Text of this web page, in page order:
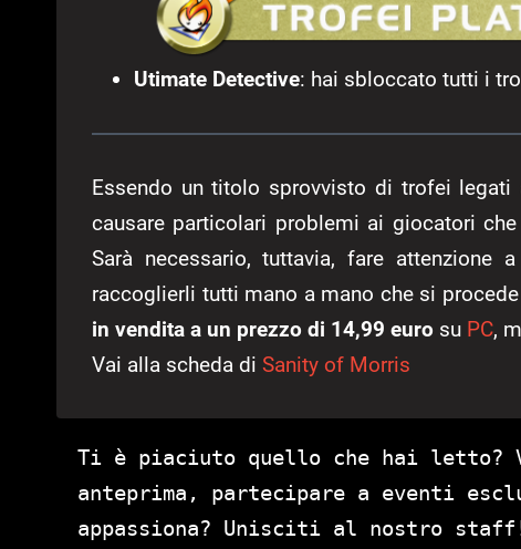
Utimate Detective: hai sbloccato tutti i
Essendo un titolo sprovvisto di trofei legati
causare particolari problemi ai giocatori
Sarà necessario, tuttavia, fare
raccoglierli tutti mano a mano che si
in vendita a un prezzo di 14,99 euro su PC,
Vai alla scheda di Sanity of Morris
Ti è piaciuto quello che hai letto?
anteprima, partecipare a eventi
appassiona? Unisciti al nostro